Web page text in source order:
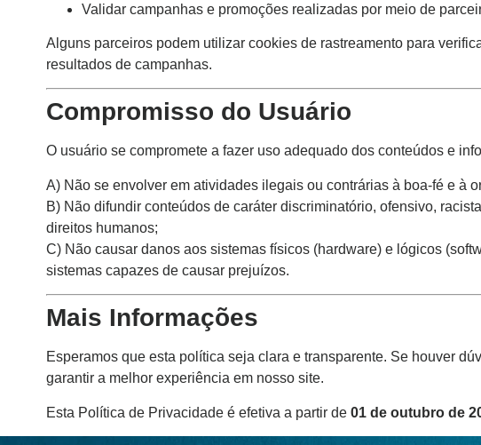
Validar campanhas e promoções realizadas por meio de
Alguns parceiros podem utilizar cookies de rastreamento para
resultados de campanhas.
Compromisso do Usuário
O usuário se compromete a fazer uso adequado dos conteúdos e
A) Não se envolver em atividades ilegais ou contrárias à boa-fé e à
B) Não difundir conteúdos de caráter discriminatório, ofensivo,
direitos humanos;
C) Não causar danos aos sistemas físicos (hardware) e lógicos
sistemas capazes de causar prejuízos.
Mais Informações
Esperamos que esta política seja clara e transparente. Se houver
garantir a melhor experiência em nosso site.
Esta Política de Privacidade é efetiva a partir de 01 de outubro de